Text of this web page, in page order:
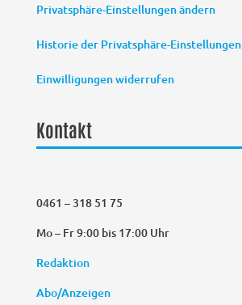
Privatsphäre-Einstellungen ändern
Historie der Privatsphäre-Einstellungen
Einwilligungen widerrufen
Kontakt
0461 – 318 51 75
Mo – Fr 9:00 bis 17:00 Uhr
Redaktion
Abo/Anzeigen